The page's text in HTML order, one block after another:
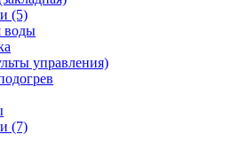
(5)
воды
управления)
(7)